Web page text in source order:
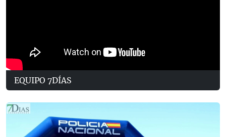
EQUIPO 7DÍAS